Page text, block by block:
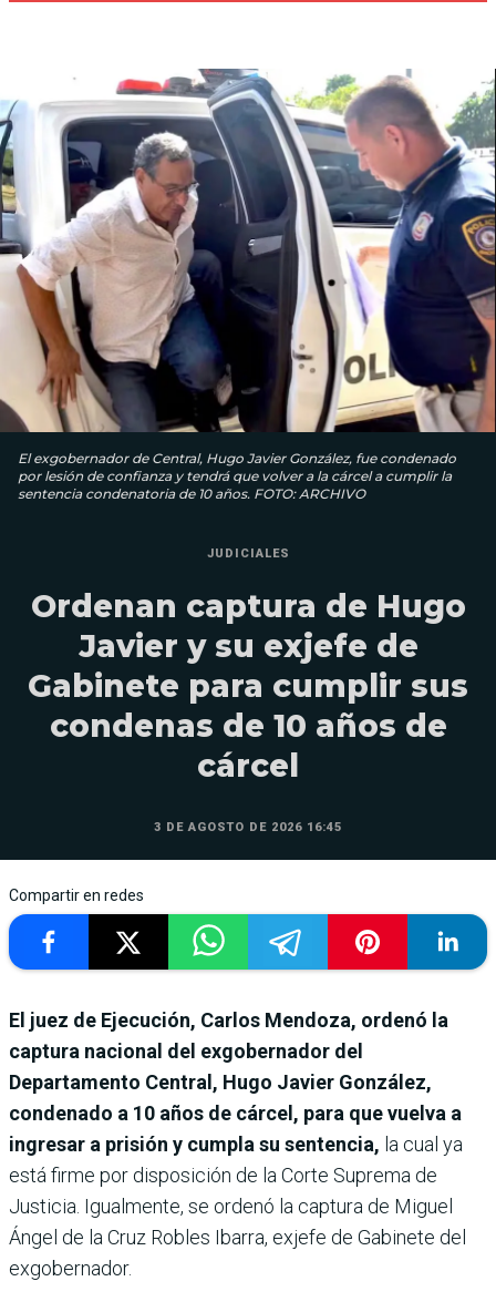
El exgobernador de Central, Hugo Javier González, fue condenado
por lesión de confianza y tendrá que volver a la cárcel a cumplir la
sentencia condenatoria de 10 años. FOTO: ARCHIVO
JUDICIALES
Ordenan captura de Hugo
Javier y su exjefe de
Gabinete para cumplir sus
condenas de 10 años de
cárcel
3 DE AGOSTO DE 2026 16:45
Compartir en redes
El juez de Ejecución, Carlos Mendoza, ordenó la
captura nacional del exgobernador del
Departamento Central, Hugo Javier González,
condenado a 10 años de cárcel, para que vuelva a
ingresar a prisión y cumpla su sentencia, la cual ya
está firme por disposición de la Corte Suprema de
Justicia. Igualmente, se ordenó la captura de Miguel
Ángel de la Cruz Robles Ibarra, exjefe de Gabinete del
exgobernador.